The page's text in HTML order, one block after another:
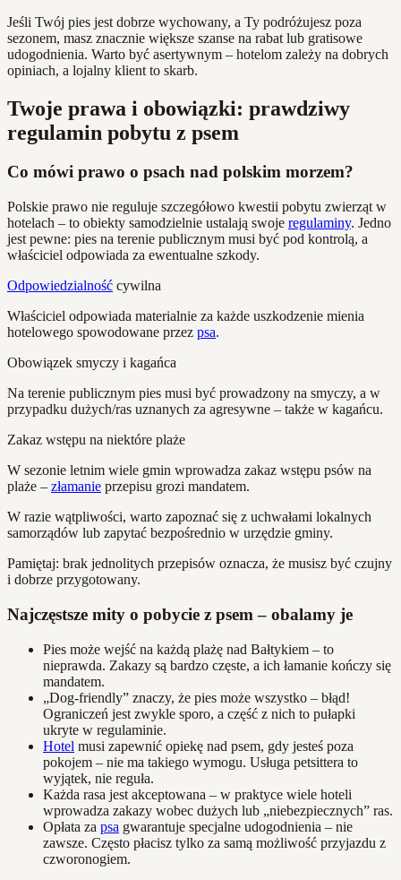
Jeśli Twój pies jest dobrze wychowany, a Ty podróżujesz poza
sezonem, masz znacznie większe szanse na rabat lub gratisowe
udogodnienia. Warto być asertywnym – hotelom zależy na dobrych
opiniach, a lojalny klient to skarb.
Twoje prawa i obowiązki: prawdziwy
regulamin pobytu z psem
Co mówi prawo o psach nad polskim morzem?
Polskie prawo nie reguluje szczegółowo kwestii pobytu zwierząt w
hotelach – to obiekty samodzielnie ustalają swoje regulaminy. Jedno
jest pewne: pies na terenie publicznym musi być pod kontrolą, a
właściciel odpowiada za ewentualne szkody.
Odpowiedzialność cywilna
Właściciel odpowiada materialnie za każde uszkodzenie mienia
hotelowego spowodowane przez psa.
Obowiązek smyczy i kagańca
Na terenie publicznym pies musi być prowadzony na smyczy, a w
przypadku dużych/ras uznanych za agresywne – także w kagańcu.
Zakaz wstępu na niektóre plaże
W sezonie letnim wiele gmin wprowadza zakaz wstępu psów na
plaże – złamanie przepisu grozi mandatem.
W razie wątpliwości, warto zapoznać się z uchwałami lokalnych
samorządów lub zapytać bezpośrednio w urzędzie gminy.
Pamiętaj: brak jednolitych przepisów oznacza, że musisz być czujny
i dobrze przygotowany.
Najczęstsze mity o pobycie z psem – obalamy je
Pies może wejść na każdą plażę nad Bałtykiem – to
nieprawda. Zakazy są bardzo częste, a ich łamanie kończy się
mandatem.
„Dog-friendly” znaczy, że pies może wszystko – błąd!
Ograniczeń jest zwykle sporo, a część z nich to pułapki
ukryte w regulaminie.
Hotel musi zapewnić opiekę nad psem, gdy jesteś poza
pokojem – nie ma takiego wymogu. Usługa petsittera to
wyjątek, nie reguła.
Każda rasa jest akceptowana – w praktyce wiele hoteli
wprowadza zakazy wobec dużych lub „niebezpiecznych” ras.
Opłata za psa gwarantuje specjalne udogodnienia – nie
zawsze. Często płacisz tylko za samą możliwość przyjazdu z
czworonogiem.